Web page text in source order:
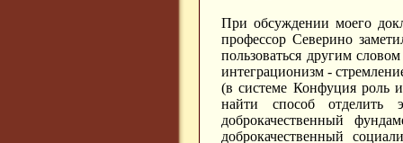
При обсуждении моего
профессор Северино
пользоваться другим
интеграционизм -
(в системе Конфуция роль
найти способ отделить
доброкачественный
доброкачественный